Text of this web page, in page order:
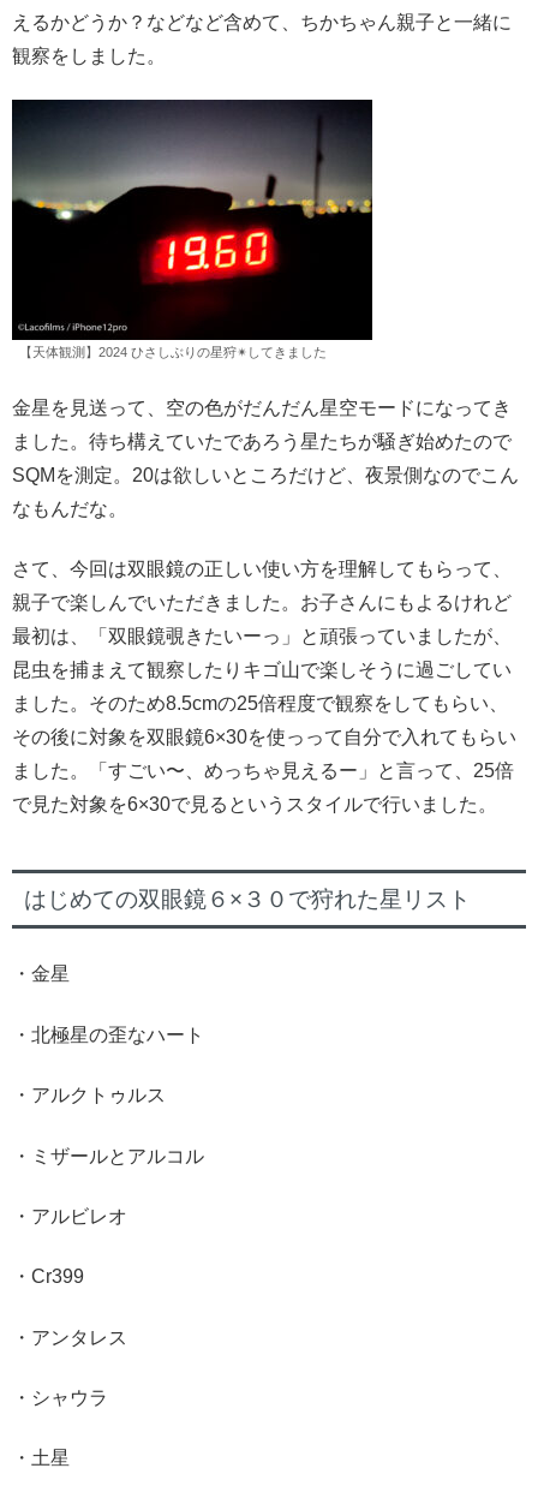
えるかどうか？などなど含めて、ちかちゃん親子と一緒に
観察をしました。
【天体観測】2024 ひさしぶりの星狩✴︎してきました
金星を見送って、空の色がだんだん星空モードになってき
ました。待ち構えていたであろう星たちが騒ぎ始めたので
SQMを測定。20は欲しいところだけど、夜景側なのでこん
なもんだな。
さて、今回は双眼鏡の正しい使い方を理解してもらって、
親子で楽しんでいただきました。お子さんにもよるけれど
最初は、「双眼鏡覗きたいーっ」と頑張っていましたが、
昆虫を捕まえて観察したりキゴ山で楽しそうに過ごしてい
ました。そのため8.5cmの25倍程度で観察をしてもらい、
その後に対象を双眼鏡6×30を使っって自分で入れてもらい
ました。「すごい〜、めっちゃ見えるー」と言って、25倍
で見た対象を6×30で見るというスタイルで行いました。
はじめての双眼鏡６×３０で狩れた星リスト
・金星
・北極星の歪なハート
・アルクトゥルス
・ミザールとアルコル
・アルビレオ
・Cr399
・アンタレス
・シャウラ
・土星